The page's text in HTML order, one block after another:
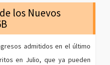
los Nuevos
admitidos en el último
en Julio, que ya pueden